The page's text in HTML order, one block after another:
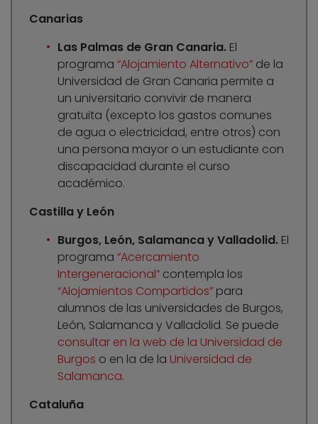
Canarias
Las Palmas de Gran Canaria. El
programa “Alojamiento Alternativo” de la
Universidad de Gran Canaria permite a
un universitario convivir de manera
gratuita (excepto los gastos comunes
de agua o electricidad, entre otros) con
una persona mayor o un estudiante con
discapacidad durante el curso
académico.
Castilla y León
Burgos, León, Salamanca y Valladolid. El
programa “Acercamiento
Intergeneracional” contempla los
“Alojamientos Compartidos” para
alumnos de las universidades de Burgos,
León, Salamanca y Valladolid. Se puede
consultar en la web de la Universidad de
Burgos o en la de la Universidad de
Salamanca.
Cataluña